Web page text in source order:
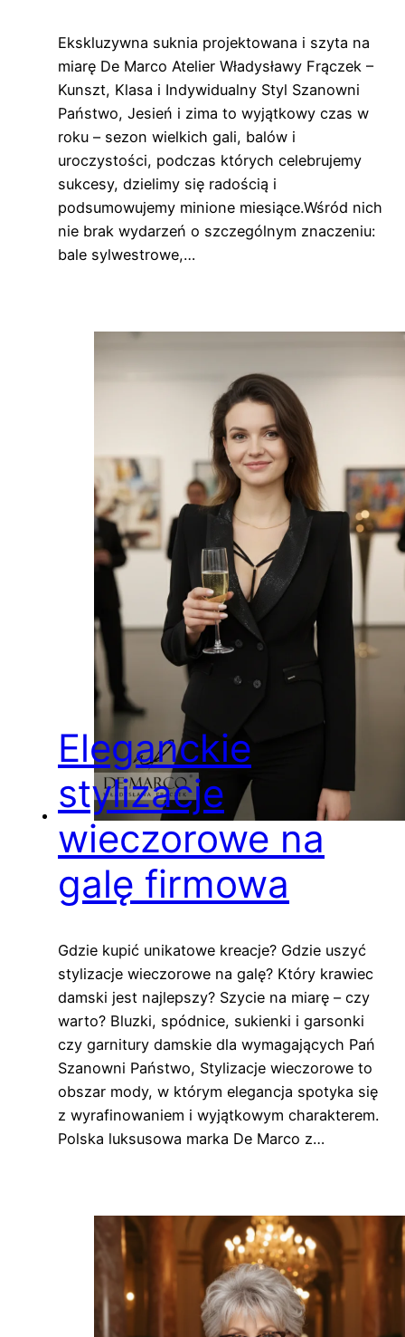
Ekskluzywna suknia projektowana i szyta na
miarę De Marco Atelier Władysławy Frączek –
Kunszt, Klasa i Indywidualny Styl Szanowni
Państwo, Jesień i zima to wyjątkowy czas w
roku – sezon wielkich gali, balów i
uroczystości, podczas których celebrujemy
sukcesy, dzielimy się radością i
podsumowujemy minione miesiące.Wśród nich
nie brak wydarzeń o szczególnym znaczeniu:
bale sylwestrowe,…
Eleganckie
stylizacje
wieczorowe na
galę firmowa
Gdzie kupić unikatowe kreacje? Gdzie uszyć
stylizacje wieczorowe na galę? Który krawiec
damski jest najlepszy? Szycie na miarę – czy
warto? Bluzki, spódnice, sukienki i garsonki
czy garnitury damskie dla wymagających Pań
Szanowni Państwo, Stylizacje wieczorowe to
obszar mody, w którym elegancja spotyka się
z wyrafinowaniem i wyjątkowym charakterem.
Polska luksusowa marka De Marco z…